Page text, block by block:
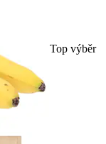
Top výběr